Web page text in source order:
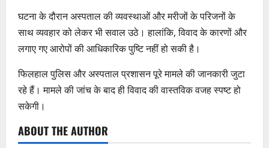
घटना के दौरान अस्पताल की व्यवस्थाओं और मरीजों के परिजनों के
साथ व्यवहार को लेकर भी सवाल उठे। हालांकि, विवाद के कारणों और
लगाए गए आरोपों की आधिकारिक पुष्टि नहीं हो सकी है।
फिलहाल पुलिस और अस्पताल प्रशासन पूरे मामले की जानकारी जुटा
रहे हैं। मामले की जांच के बाद ही विवाद की वास्तविक वजह स्पष्ट हो
सकेगी।
ABOUT THE AUTHOR